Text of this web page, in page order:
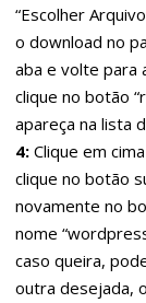
“Escolher
o download no
aba e volte para
clique no botão
apareça na lista
4: Clique em
clique no botão
novamente no
nome
caso queira,
outra desejada,